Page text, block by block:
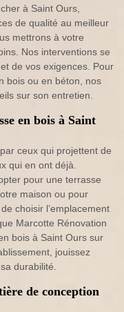
à Saint Ours,
de qualité au meilleur
mettrons à votre
Nos interventions se
de vos exigences. Pour
bois ou en béton, nos
sur son entretien.
en bois à Saint
ceux qui projettent de
qui en ont déjà.
pour une terrasse
maison ou pour
choisir l’emplacement
Marcotte Rénovation
bois à Saint Ours sur
jouissez
durabilité.
de conception